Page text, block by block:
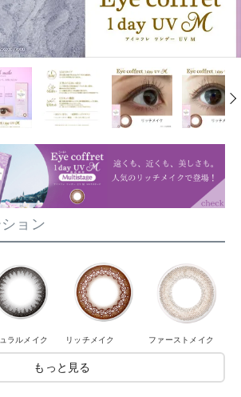
ョン
ラルメイク リッチメイク ファーストメイク
もっと見る